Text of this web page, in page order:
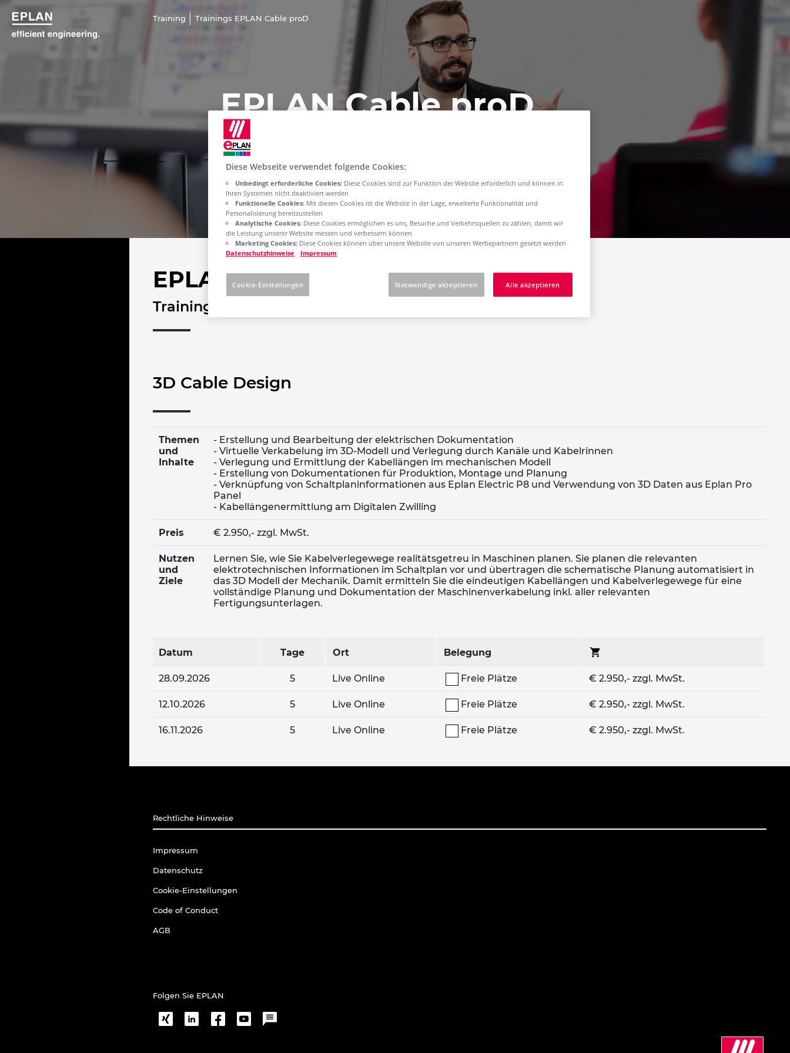
Training Trainings EPLAN Cable proD
EPLAN Cable proD
Trainingsübersicht
EPLAN Cable proD
Trainingsübersicht
3D Cable Design
Themen
und
Inhalte
- Erstellung und Bearbeitung der elektrischen Dokumentation
- Virtuelle Verkabelung im 3D-Modell und Verlegung durch Kanäle und Kabelrinnen
- Verlegung und Ermittlung der Kabellängen im mechanischen Modell
- Erstellung von Dokumentationen für Produktion, Montage und Planung
- Verknüpfung von Schaltplaninformationen aus Eplan Electric P8 und Verwendung von 3D Daten aus Eplan Pro
Panel
- Kabellängenermittlung am Digitalen Zwilling
Preis € 2.950,- zzgl. MwSt.
Nutzen
und
Ziele
Lernen Sie, wie Sie Kabelverlegewege realitätsgetreu in Maschinen planen. Sie planen die relevanten
elektrotechnischen Informationen im Schaltplan vor und übertragen die schematische Planung automatisiert in
das 3D Modell der Mechanik. Damit ermitteln Sie die eindeutigen Kabellängen und Kabelverlegewege für eine
vollständige Planung und Dokumentation der Maschinenverkabelung inkl. aller relevanten
Fertigungsunterlagen.
Datum Tage Ort Belegung
28.09.2026 5 Live Online Freie Plätze € 2.950,- zzgl. MwSt.
12.10.2026 5 Live Online Freie Plätze € 2.950,- zzgl. MwSt.
16.11.2026 5 Live Online Freie Plätze € 2.950,- zzgl. MwSt.
Rechtliche Hinweise
Impressum
Datenschutz
Cookie-Einstellungen
Code of Conduct
AGB
Folgen Sie EPLAN
Diese Webseite verwendet folgende Cookies:
Unbedingt erforderliche Cookies: Diese Cookies sind zur Funktion der Website erforderlich und können in
Ihren Systemen nicht deaktiviert werden
Funktionelle Cookies: Mit diesen Cookies ist die Website in der Lage, erweiterte Funktionalität und
Personalisierung bereitzustellen
Analytische Cookies: Diese Cookies ermöglichen es uns, Besuche und Verkehrsquellen zu zählen, damit wir
die Leistung unserer Website messen und verbessern können
Marketing Cookies: Diese Cookies können über unsere Website von unseren Werbepartnern gesetzt werden
Datenschutzhinweise
Impressum
Notwendige akzeptieren Alle akzeptieren
Cookie-Einstellungen